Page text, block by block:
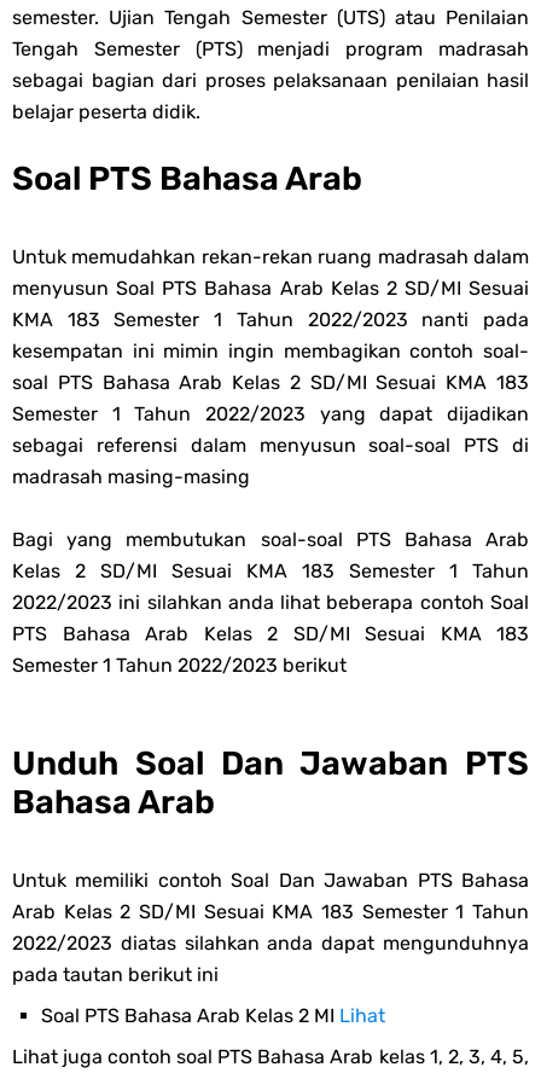
semester. Ujian Tengah Semester (UTS) atau Penilaian
Tengah Semester (PTS) menjadi program madrasah
sebagai bagian dari proses pelaksanaan penilaian hasil
belajar peserta didik.
Soal PTS Bahasa Arab
Untuk memudahkan rekan-rekan ruang madrasah dalam
menyusunSoal PTS Bahasa Arab Kelas 2 SD/MI Sesuai
KMA 183 Semester 1 Tahun 2022/2023 nanti pada
kesempatan ini mimin ingin membagikan contoh soal-
soal PTS Bahasa Arab Kelas 2 SD/MI Sesuai KMA 183
Semester 1 Tahun 2022/2023 yang dapat dijadikan
sebagai referensi dalam menyusun soal-soal PTS di
madrasah masing-masing
Bagi yang membutukan soal-soal PTS Bahasa Arab
Kelas 2 SD/MI Sesuai KMA 183 Semester 1 Tahun
2022/2023 ini silahkan anda lihat beberapa contoh Soal
PTS Bahasa Arab Kelas 2 SD/MI Sesuai KMA 183
Semester 1 Tahun 2022/2023 berikut
Unduh Soal Dan Jawaban PTS
Bahasa Arab
Untuk memiliki contoh Soal Dan Jawaban PTS Bahasa
Arab Kelas 2 SD/MI Sesuai KMA 183 Semester 1 Tahun
2022/2023 diatas silahkan anda dapat mengunduhnya
pada tautan berikut ini
Soal PTS Bahasa Arab Kelas 2 MI Lihat
Lihat juga contoh soal PTS Bahasa Arab kelas 1, 2, 3, 4, 5,